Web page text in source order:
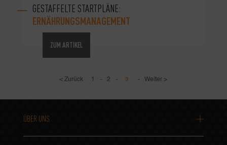
GESTAFFELTE STARTPLÄNE:
ERNÄHRUNGSMANAGEMENT
ZUM ARTIKEL
< Zurück 1 - 2 - 3 - Weiter >
ÜBER UNS